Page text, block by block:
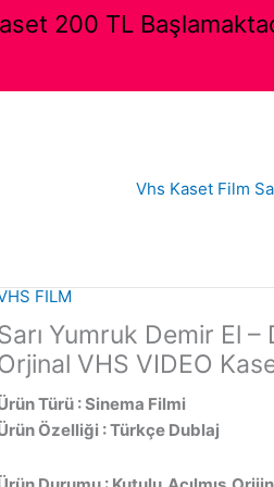
Vhs Kaset Film
FILM
Yumruk Demir El
VHS VIDEO
Türü : Sinema Filmi
Özelliği : Türkçe Dublaj
200 TL